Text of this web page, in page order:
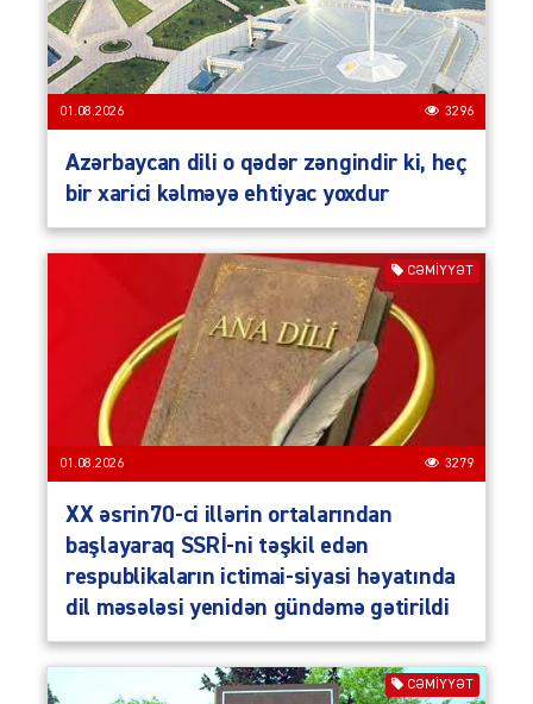
01.08.2026 3296
Azərbaycan dili o qədər zəngindir ki, heç
bir xarici kəlməyə ehtiyac yoxdur
CƏMIYYƏT
01.08.2026 3279
XX əsrin70-ci illərin ortalarından
başlayaraq SSRİ-ni təşkil edən
respublikaların ictimai-siyasi həyatında
dil məsələsi yenidən gündəmə gətirildi
CƏMIYYƏT